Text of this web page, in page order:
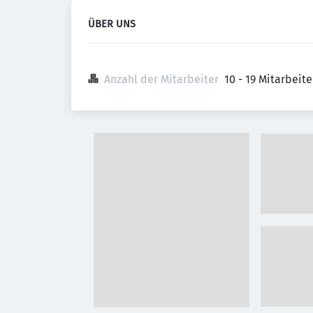
ÜBER UNS
Anzahl der Mitarbeiter 10 - 19